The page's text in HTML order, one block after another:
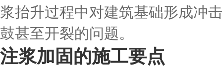
浆抬升过程中对建筑基础形成冲
鼓甚至开裂的问题。
注浆加固的施工要点